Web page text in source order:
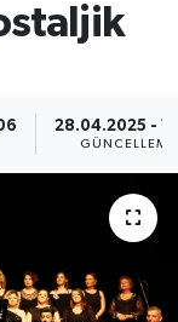
28.04.2025 -
GÜNCELLEME